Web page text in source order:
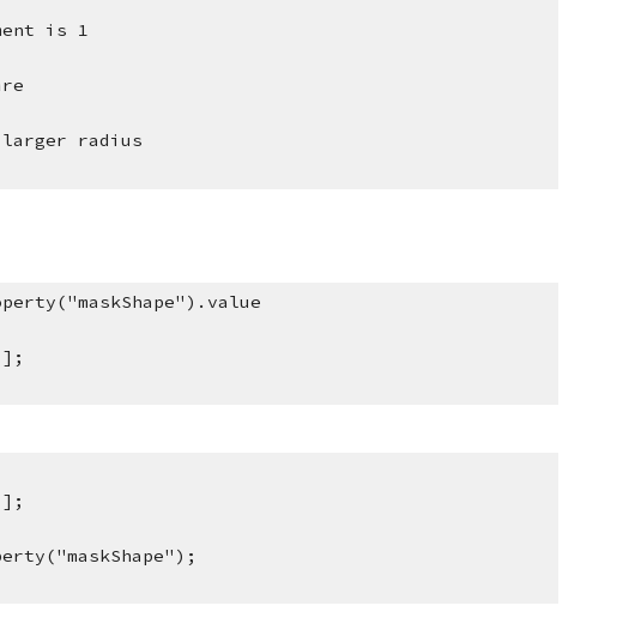
is 1
radius